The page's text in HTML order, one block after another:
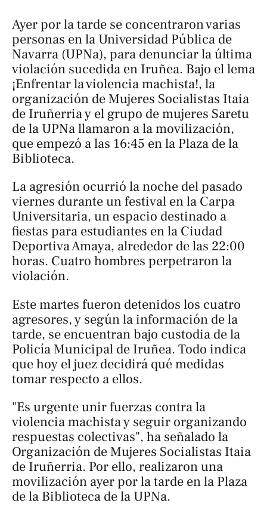
Ayer por la tarde se concentraron varias
personas en la Universidad Pública de
Navarra (UPNa), para denunciar la última
violación sucedida en Iruñea. Bajo el lema
¡Enfrentar la violencia machista!, la
organización de Mujeres Socialistas Itaia
de Iruñerria y el grupo de mujeres Saretu
de la UPNa llamaron a la movilización,
que empezó a las 16:45 en la Plaza de la
Biblioteca.
La agresión ocurrió la noche del pasado
viernes durante un festival en la Carpa
Universitaria, un espacio destinado a
fiestas para estudiantes en la Ciudad
Deportiva Amaya, alrededor de las 22:00
horas. Cuatro hombres perpetraron la
violación.
Este martes fueron detenidos los cuatro
agresores, y según la información de la
tarde, se encuentran bajo custodia de la
Policía Municipal de Iruñea. Todo indica
que hoy el juez decidirá qué medidas
tomar respecto a ellos.
"Es urgente unir fuerzas contra la
violencia machista y seguir organizando
respuestas colectivas", ha señalado la
Organización de Mujeres Socialistas Itaia
de Iruñerria. Por ello, realizaron una
movilización ayer por la tarde en la Plaza
de la Biblioteca de la UPNa.